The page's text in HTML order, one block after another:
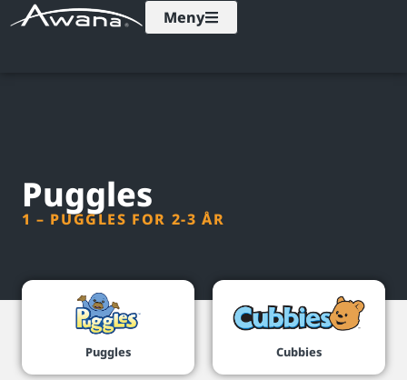
Meny
Puggles
1 – PUGGLES FOR 2-3 ÅR
Puggles Cubbies